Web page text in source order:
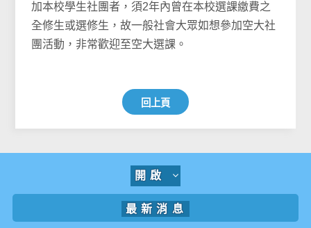
加本校學生社團者，須2年內曾在本校選課繳費之
全修生或選修生，故一般社會大眾如想參加空大社
團活動，非常歡迎至空大選課。
回上頁
開啟
最新消息